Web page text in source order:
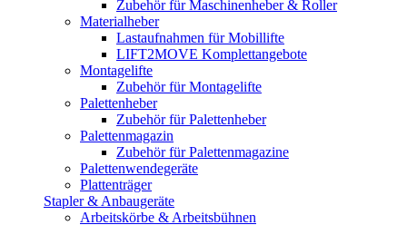
Zubehör für Maschinenheber & Roller
Materialheber
Lastaufnahmen für Mobillifte
LIFT2MOVE Komplettangebote
Montagelifte
Zubehör für Montagelifte
Palettenheber
Zubehör für Palettenheber
Palettenmagazin
Zubehör für Palettenmagazine
Palettenwendegeräte
Plattenträger
Stapler & Anbaugeräte
Arbeitskörbe & Arbeitsbühnen